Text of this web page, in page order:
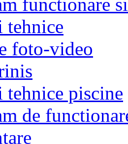
tehnice
foto-video
tehnice piscine
de